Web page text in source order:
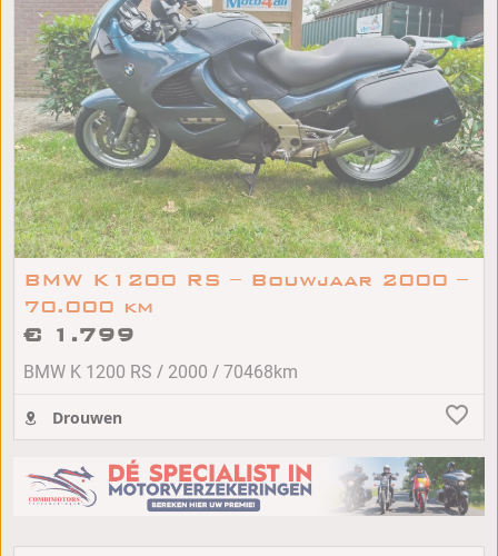
BMW K1200 RS – Bouwjaar 2000 –
70.000 km
€ 1.799
BMW K 1200 RS / 2000 / 70468km
Drouwen